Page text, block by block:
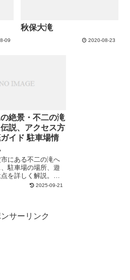
09
秋保大滝
2020-08-23
絶景・不二の滝
伝説、アクセス方
イド 駐車場情
にある不二の滝へ
駐車場の場所、遊
を詳しく解説。落
瀑の魅力やパワース
り、安心して訪問で
2025-09-21
サーリンク